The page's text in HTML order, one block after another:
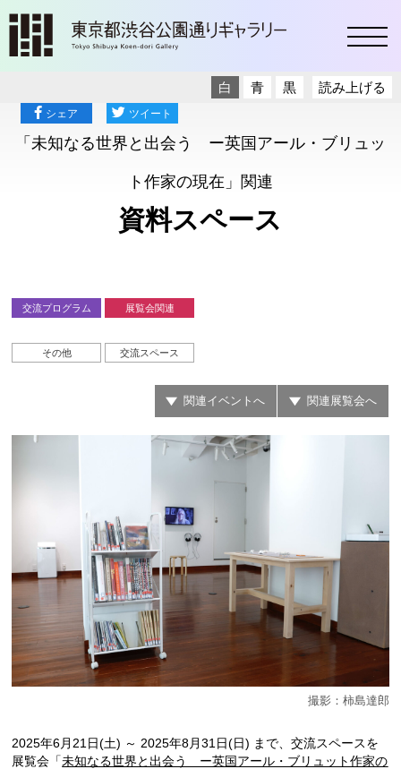
読み上げる
白 青 黒
シェア ツイート
「未知なる世界と出会う ー英国アール・ブリュッ
ト作家の現在」関連
資料スペース
交流プログラム 展覧会関連
その他 交流スペース
関連イベントへ 関連展覧会へ
撮影：柿島達郎
2025年6月21日(土) ～ 2025年8月31日(日) まで、交流スペースを
展覧会「未知なる世界と出会う ー英国アール・ブリュット作家の